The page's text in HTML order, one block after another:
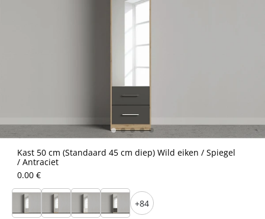
Kast 50 cm (Standaard 45 cm diep) Wild eiken / Spiegel
/ Antraciet
0.00 €
+84